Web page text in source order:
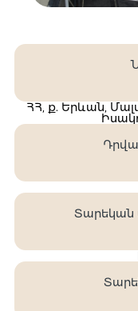
ՀՀ, ք. Երևան,
Տարեկան